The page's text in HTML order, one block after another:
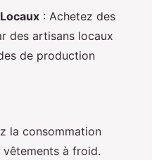
: Achetez des
des artisans locaux
de production
la consommation
à froid.